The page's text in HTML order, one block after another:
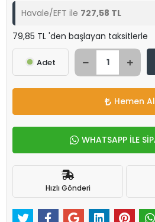
Havale/EFT ile 727,58 TL
79,85 TL 'den başlayan taksitlerle
Adet
Hemen Al
WHATSAPP İLE
Hızlı Gönderi